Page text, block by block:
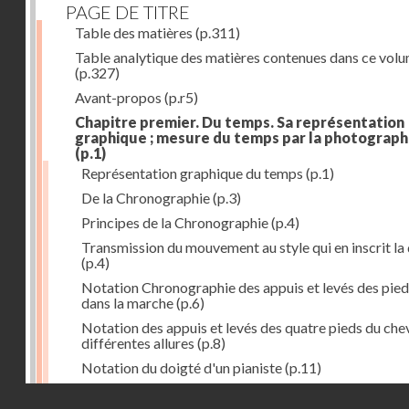
PAGE DE TITRE
Table des matières (p.311)
Table analytique des matières contenues dans ce
(p.327)
Avant-propos (p.r5)
Chapitre premier. Du temps. Sa représentation
graphique ; mesure du temps par la
(p.1)
Représentation graphique du temps (p.1)
De la Chronographie(p.3)
Principes de la Chronographie(p.4)
Transmission du mouvement au style qui en inscrit la
(p.4)
Notation Chronographie des appuis et levés des
dans la marche(p.6)
Notation des appuis et levés des quatre pieds du
différentes allures (p.8)
Notation du doigté d'un pianiste(p.11)